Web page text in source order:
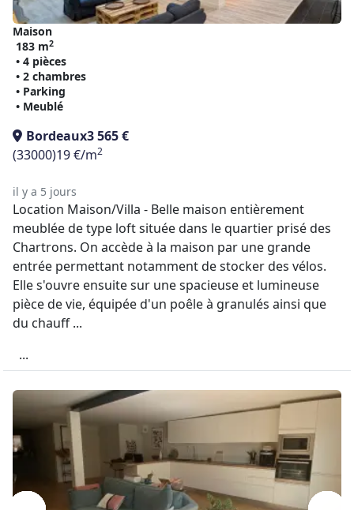
Maison
183 m2
• 4 pièces
• 2 chambres
• Parking
• Meublé
Bordeaux3 565 €
(33000)19 €/m2
il y a 5 jours
Location Maison/Villa - Belle maison entièrement
meublée de type loft située dans le quartier prisé des
Chartrons. On accède à la maison par une grande
entrée permettant notamment de stocker des vélos.
Elle s'ouvre ensuite sur une spacieuse et lumineuse
pièce de vie, équipée d'un poêle à granulés ainsi que
du chauff ...
...